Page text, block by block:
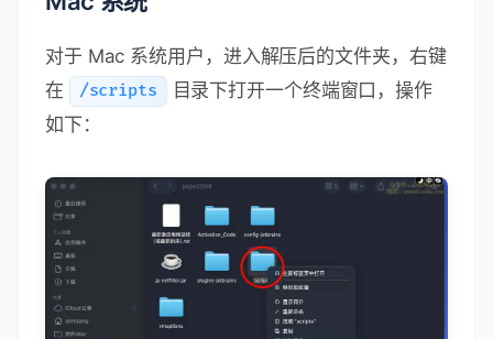
对于 Mac 系统用户，进入解压后的文件夹，右键
在
/scripts
目录下打开一个终端窗口，操作
如下：